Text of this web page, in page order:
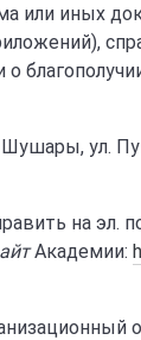
или иных
о
ул.
на эл.
айтАкадемии: